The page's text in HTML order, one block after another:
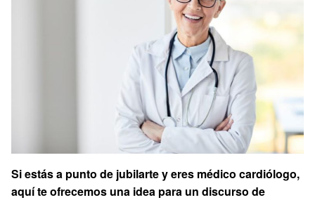
Si estás a punto de jubilarte y eres médico cardiólogo,
aquí te ofrecemos una idea para un discurso de